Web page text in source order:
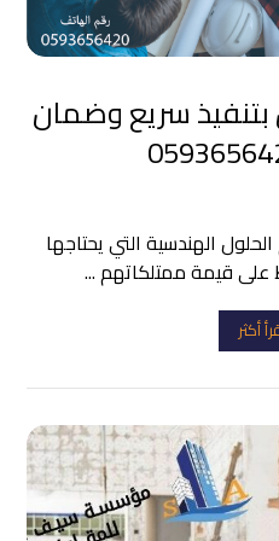
بتنفيذ سريع وضمان
الهندسية التي يحتاجها
على قيمة ممتلكاتهم ...
أكثر